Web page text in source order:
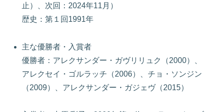
止）、次回：2024年11月）
歴史：第１回1991年
主な優勝者・入賞者
優勝者：アレクサンダー・ガヴリリュク（2000）、
アレクセイ・ゴルラッチ（2006）、チョ・ソンジン
（2009）、アレクサンダー・ガジェヴ（2015）